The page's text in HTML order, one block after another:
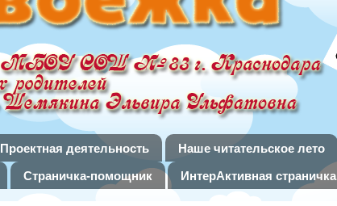
Проектная деятельность Наше читательское лето
Страничка-помощник ИнтерАктивная страничка